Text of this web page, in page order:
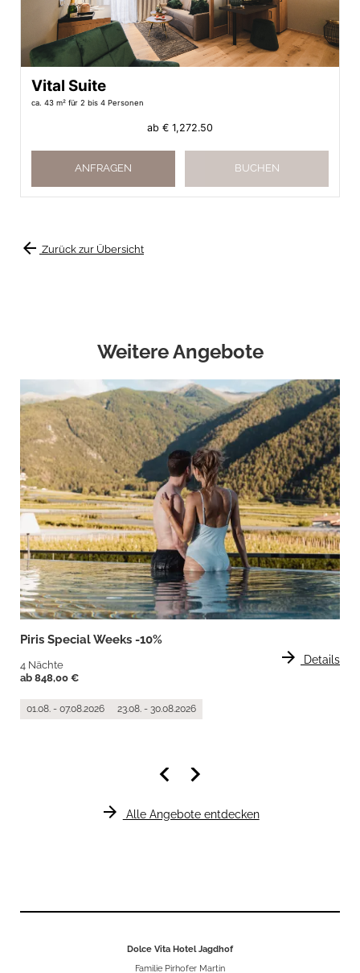
Vital Suite
ca. 43 m² für 2 bis 4 Personen
ab € 1,272.50
ANFRAGEN BUCHEN
arrow_back Zurück zur Übersicht
Weitere Angebote
Piris Special Weeks -10%
4 Nächte
ab 848,00 €
arrow_forward Details
01.08. - 07.08.2026 23.08. - 30.08.2026
keyboard_arrow_left keyboard_arrow_right
arrow_forward Alle Angebote entdecken
Dolce Vita Hotel Jagdhof
Familie Pirhofer Martin